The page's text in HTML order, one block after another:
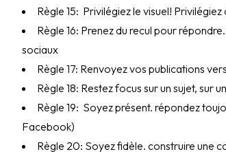
Règle 15: Privilégiez le visuel!
Règle 16: Prenez du recul pour
sociaux
Règle 17: Renvoyez vos publications
Règle 18: Restez focus sur un sujet, sur
Règle 19: Soyez présent. répondez
Facebook)
Règle 20: Soyez fidèle. construire une